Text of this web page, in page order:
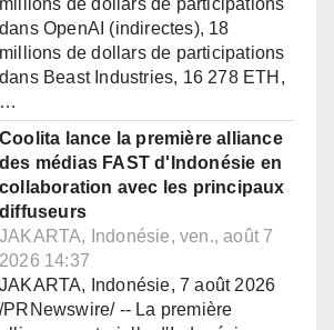
millions de dollars de participations
dans OpenAI (indirectes), 18
millions de dollars de participations
dans Beast Industries, 16 278 ETH,
…
Coolita lance la première alliance
des médias FAST d'Indonésie en
collaboration avec les principaux
diffuseurs
JAKARTA, Indonésie, ven., août 7
2026 14:37
JAKARTA, Indonésie, 7 août 2026
/PRNewswire/ -- La première